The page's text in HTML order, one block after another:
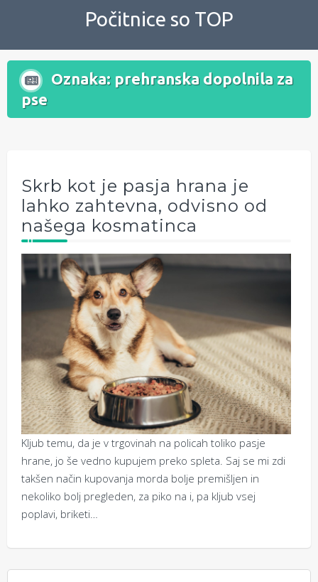
Počitnice so TOP
Oznaka: prehranska dopolnila za
pse
Skrb kot je pasja hrana je
lahko zahtevna, odvisno od
našega kosmatinca
Kljub temu, da je v trgovinah na policah toliko pasje
hrane, jo še vedno kupujem preko spleta. Saj se mi zdi
takšen način kupovanja morda bolje premišljen in
nekoliko bolj pregleden, za piko na i, pa kljub vsej
poplavi, briketi…